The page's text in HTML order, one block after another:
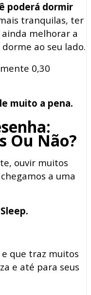
poderá dormir
tranquilas, ter
melhorar a
ao seu lado.
0,30
muito a pena.
Ou Não?
ouvir muitos
a uma
que traz muitos
e até para seus